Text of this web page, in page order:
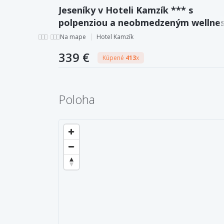
Jeseníky v Hoteli Kamzík *** s
polpenziou a neobmedzeným
bazénom a 7 saunami + športové
Na mape Hotel Kamzík
339 € Kúpené 413x
Poloha